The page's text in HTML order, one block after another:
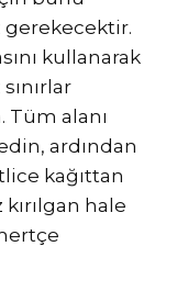
gerekecektir.
kullanarak
Tüm alanı
ardından
kağıttan
kırılgan hale